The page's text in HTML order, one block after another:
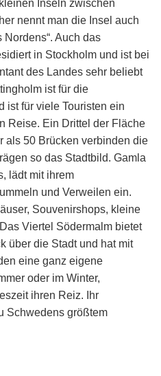
Inseln zwischen
nennt man die Insel auch
Nordens“. Auch das
in Stockholm und ist bei
des Landes sehr beliebt
ist für die
ist für viele Touristen ein
Reise. Ein Drittel der Fläche
als 50 Brücken verbinden die
so das Stadtbild. Gamla
lädt mit ihrem
und Verweilen ein.
Souvenirshops, kleine
Viertel Södermalm bietet
über die Stadt und hat mit
eine ganz eigene
oder im Winter,
ihren Reiz. Ihr
Schwedens größtem